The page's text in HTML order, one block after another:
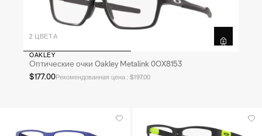
2 ЦВЕТА
OAKLEY
Оптические очки Oakley Metalink 0OX8153
$177.00Рекомендованная цена : $197.00